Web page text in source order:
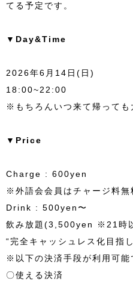
てる予定です。
▼Day&Time
2026年6月14日(日)
18:00~22:00
※もちろんいつ来て帰っても
▼Price
Charge : 600yen
※外語会会員はチャージ料無
Drink : 500yen〜
飲み放題(3,500yen ※21時
“完全キャッシュレス化目指
※以下の決済手段が利用可能
〇使える決済